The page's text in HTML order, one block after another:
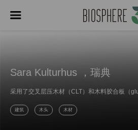
Sara Kulturhus ，瑞典
采用了交叉层压木材（CLT）和木料胶合板（
建筑 木头 木材